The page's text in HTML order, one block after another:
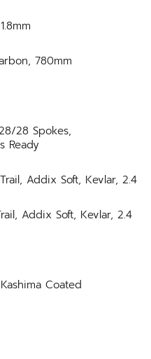
780mm
28 Spokes,
Ready
Addix Soft, Kevlar, 2.4
Addix Soft, Kevlar, 2.4
Coated